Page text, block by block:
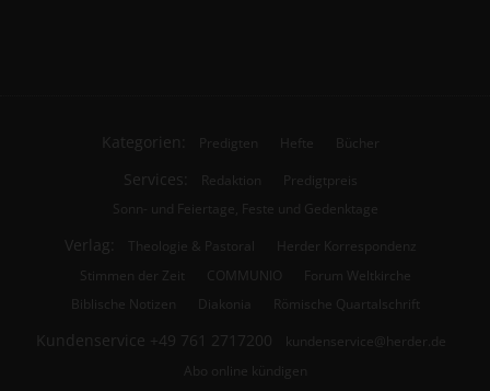
Kategorien: Predigten Hefte Bücher
Services: Redaktion
Predigtpreis
Sonn- und Feiertage, Feste und Gedenktage
Verlag: Theologie & Pastoral
Herder Korrespondenz
Stimmen der Zeit
COMMUNIO
Forum Weltkirche
Biblische Notizen
Diakonia Römische Quartalschrift
Kundenservice +49 761 2717200
kundenservice@herder.de
Abo online kündigen